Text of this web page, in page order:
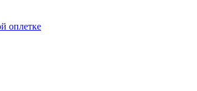
оплетке